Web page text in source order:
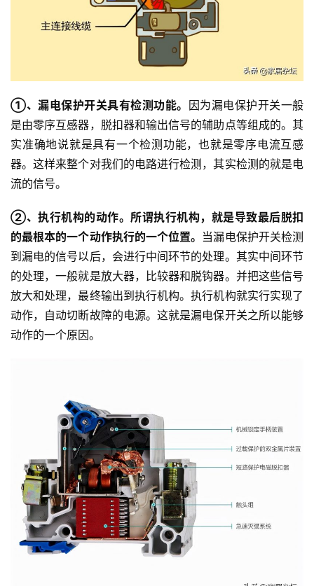
①、漏电保护开关具有检测功能。 因为漏电保护开关一般
是由零序互感器，脱扣器和输出信号的辅助点等组成的。其
实准确地说就是具有一个检测功能，也就是零序电流互感
器。这样来整个对我们的电路进行检测，其实检测的就是电
流的信号。
②、执行机构的动作。所谓执行机构，就是导致最后脱扣
的最根本的一个动作执行的一个位置。 当漏电保护开关检测
到漏电的信号以后，会进行中间环节的处理。其实中间环节
的处理，一般就是放大器，比较器和脱钩器。并把这些信号
放大和处理，最终输出到执行机构。执行机构就实行实现了
动作，自动切断故障的电源。这就是漏电保开关之所以能够
动作的一个原因。